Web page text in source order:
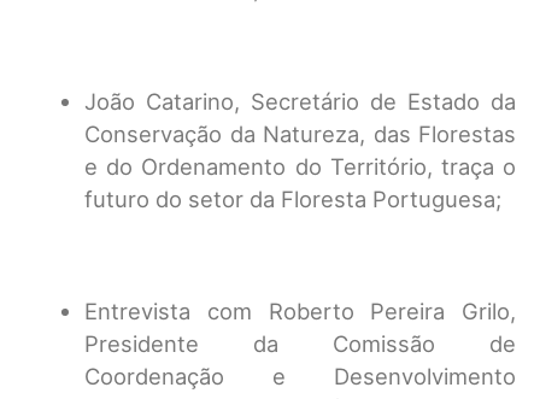
João Catarino, Secretário de Estado da
Conservação da Natureza, das Florestas
e do Ordenamento do Território, traça o
futuro do setor da Floresta Portuguesa;
Entrevista com Roberto Pereira Grilo,
Presidente da Comissão de
Coordenação e Desenvolvimento